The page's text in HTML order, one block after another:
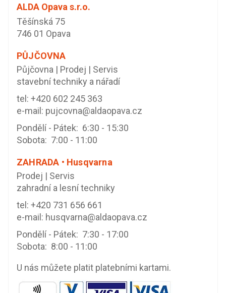
ALDA Opava s.r.o.
Těšínská 75
746 01 Opava
PŮJČOVNA
Půjčovna | Prodej | Servis
stavební techniky a nářadí
tel: +420 602 245 363
e-mail: pujcovna@aldaopava.cz
Pondělí - Pátek: 6:30 - 15:30
Sobota: 7:00 - 11:00
ZAHRADA • Husqvarna
Prodej | Servis
zahradní a lesní techniky
tel: +420 731 656 661
e-mail: husqvarna@aldaopava.cz
Pondělí - Pátek: 7:30 - 17:00
Sobota: 8:00 - 11:00
U nás můžete platit platebními kartami.